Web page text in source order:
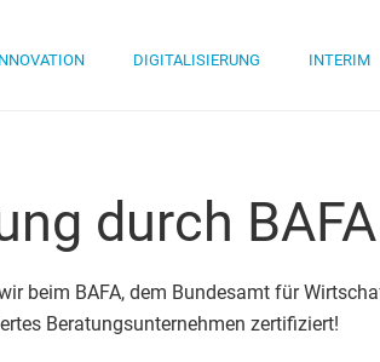
DIGITALISIERUNG INTERIM
durch BAFA
beim BAFA, dem Bundesamt für
Beratungsunternehmen zertifiziert!